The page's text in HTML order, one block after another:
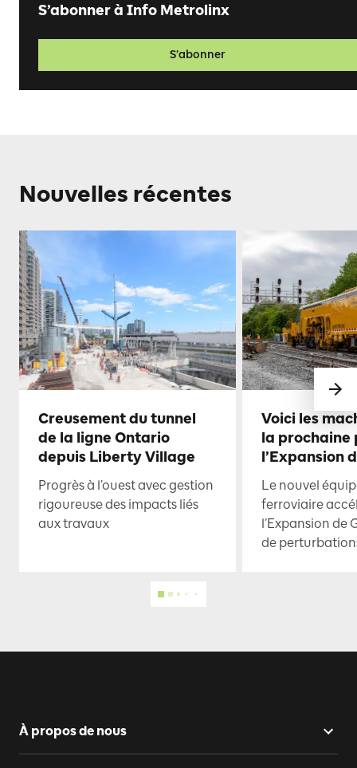
S’abonner à Info Metrolinx
S’abonner
Nouvelles récentes
Creusement du tunnel
de la ligne Ontario
depuis Liberty Village
Progrès à l’ouest avec gestion
rigoureuse des impacts liés
aux travaux
Voici les
la prochaine
l’Expansion
Le nouvel
ferroviaire
l’Expansion de
de
À propos de nous